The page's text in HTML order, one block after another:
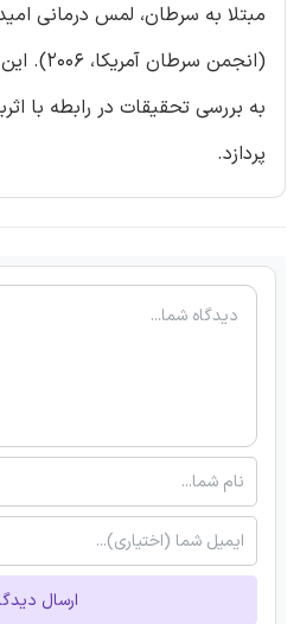
مبتلا به سرطان، لمس درمانی
(انجمن
به بررسی تحقیقات در رابطه با
پردازد.
ارسال